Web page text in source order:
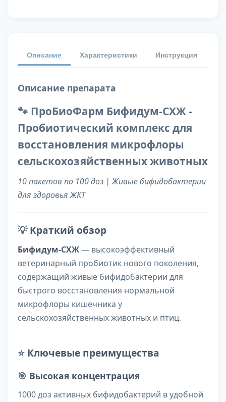
Описание Характеристики Инструкция
Описание препарата
🐾 ПроБиоФарм Бифидум-СХЖ -
Пробиотический комплекс для
восстановления микрофлоры
сельскохозяйственных животных
10 пакетов по 100 доз | Живые бифидобактерии
для здоровья ЖКТ
💡Краткий обзор
Бифидум-СХЖ— высокоэффективный
ветеринарный пробиотик нового поколения,
содержащий живые бифидобактерии для
быстрого восстановления нормальной
микрофлоры кишечника у
сельскохозяйственных животных и птиц.
⭐ Ключевые преимущества
🎯 Высокая концентрация
1000 доз активных бифидобактерий в удобной